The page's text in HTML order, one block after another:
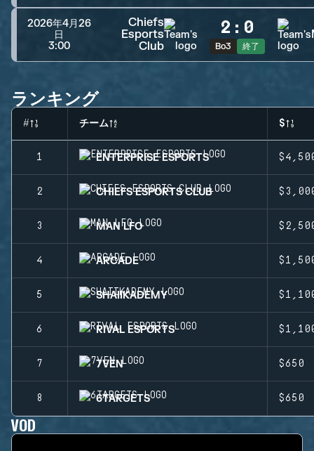
2026年4月26
日
3:00
Chiefs
Esports
Club
2 : 0
Bo3 終了
ランキング
# チーム $
1 ENTERPRISE ESPORTS
2 CHIEFS ESPORTS CLUB
3 MAN LFO
4 ARCADE
5 SHAIIKADEMY
6 RIVAL ESPORTS
7 7VEN $650
8 6TARGETS $650
VOD